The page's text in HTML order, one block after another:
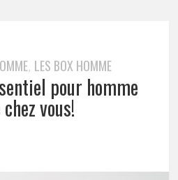
, LES BOX HOMME
pour homme
vous!